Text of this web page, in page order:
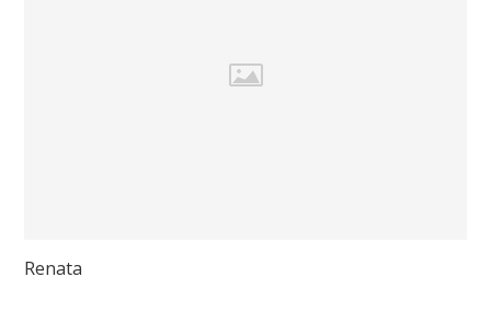
Renata